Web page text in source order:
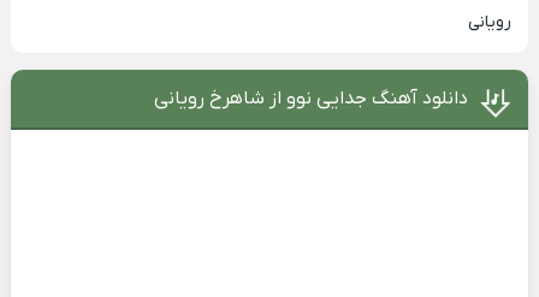
رویانی
دانلود آهنگ جدایی نوو از شاهرخ رویانی